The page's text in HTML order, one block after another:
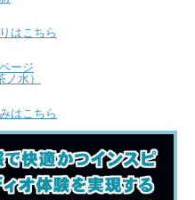
はこちら
ージ
水）
はこちら